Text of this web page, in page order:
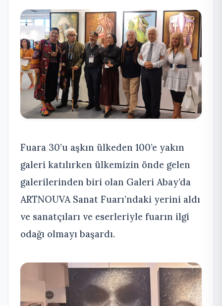
Fuara 30’u aşkın ülkeden 100’e yakın
galeri katılırken ülkemizin önde gelen
galerilerinden biri olan Galeri Abay’da
ARTNOUVA Sanat Fuarı’ndaki yerini aldı
ve sanatçıları ve eserleriyle fuarın ilgi
odağı olmayı başardı.